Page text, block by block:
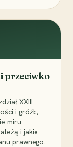
przeciwko
XXIII
i gróźb,
miru
i jakie
prawnego.